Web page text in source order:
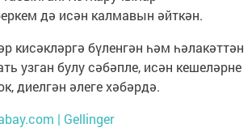
дә исән калмавын әйткән.
кисәкләргә бүленгән һәм һәлакәттән
узган булу сәбәпле, исән кешеләрне
диелгән әлеге хәбәрдә.
| Gellinger